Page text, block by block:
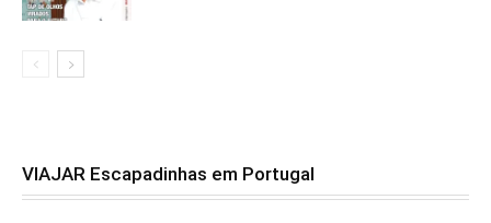
VIAJAR Escapadinhas em Portugal